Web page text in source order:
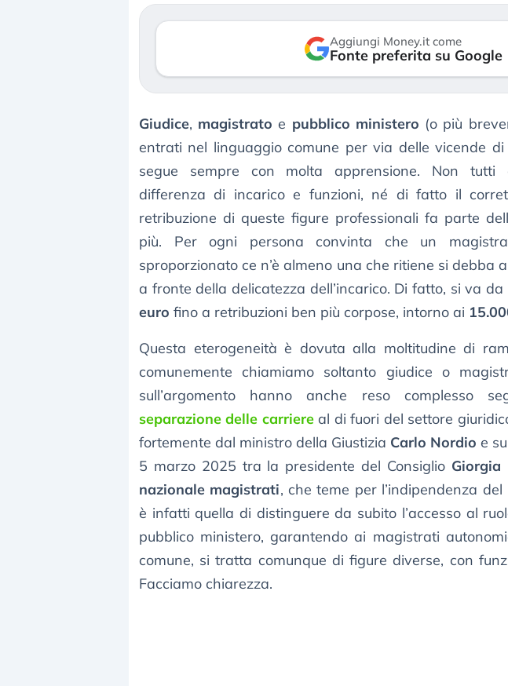
Aggiungi Money.it come
Fonte preferita su Google
Giudice, magistrato e pubblico ministero (o più
entrati nel linguaggio comune per via delle vicende
segue sempre con molta apprensione. Non tutti
differenza di incarico e funzioni, né di fatto il
retribuzione di queste figure professionali fa parte
più. Per ogni persona convinta che un
sproporzionato ce n’è almeno una che ritiene si debba
a fronte della delicatezza dell’incarico. Di fatto, si va
euro fino a retribuzioni ben più corpose, intorno ai
Questa eterogeneità è dovuta alla moltitudine di
comunemente chiamiamo soltanto giudice o
sull’argomento hanno anche reso complesso
separazione delle carriereal di fuori del settore
fortemente dal ministro della Giustizia Carlo Nordio e
5 marzo 2025 tra la presidente del Consiglio Giorgia
nazionale magistrati, che teme per l’indipendenza del
è infatti quella di distinguere da subito l’accesso al
pubblico ministero, garantendo ai magistrati
comune, si tratta comunque di figure diverse, con
Facciamo chiarezza.
3 agosto 2026
Kospi,
30 luglio